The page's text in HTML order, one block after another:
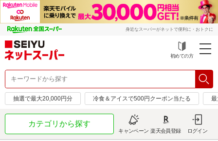
身近なスーパーがネットで便利に・おトクに
初めての方
抽選で最大20,000円分 冷食＆アイスで500円クーポン当たる
カテゴリから探す
キャンペーン 楽天会員登録 ログイン